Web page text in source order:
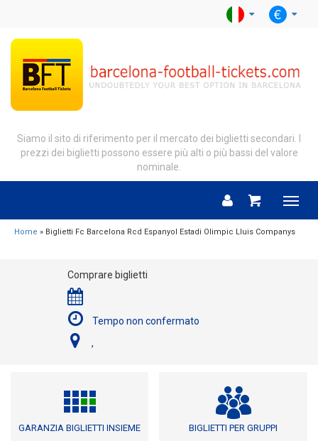
Siamo il sito di riferimento per il mercato dei biglietti secondari. I
prezzi dei biglietti possono essere più alti o più bassi del valore
nominale.
Menu
Home » Biglietti Fc Barcelona Rcd Espanyol Estadi Olimpic Lluis Companys
Comprare biglietti
Tempo non confermato
,
GARANZIA BIGLIETTI INSIEME BIGLIETTI PER GRUPPI